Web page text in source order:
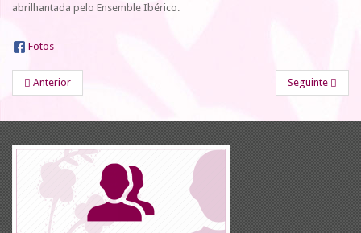
abrilhantada pelo Ensemble Ibérico.
Fotos
Anterior Seguinte